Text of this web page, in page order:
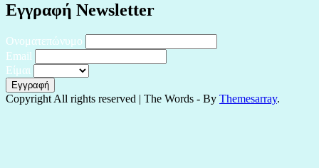
Εγγραφή Newsletter
Ονοματεπώνυμο
Email
Είμαι
Copyright All rights reserved | The Words - By Themesarray.